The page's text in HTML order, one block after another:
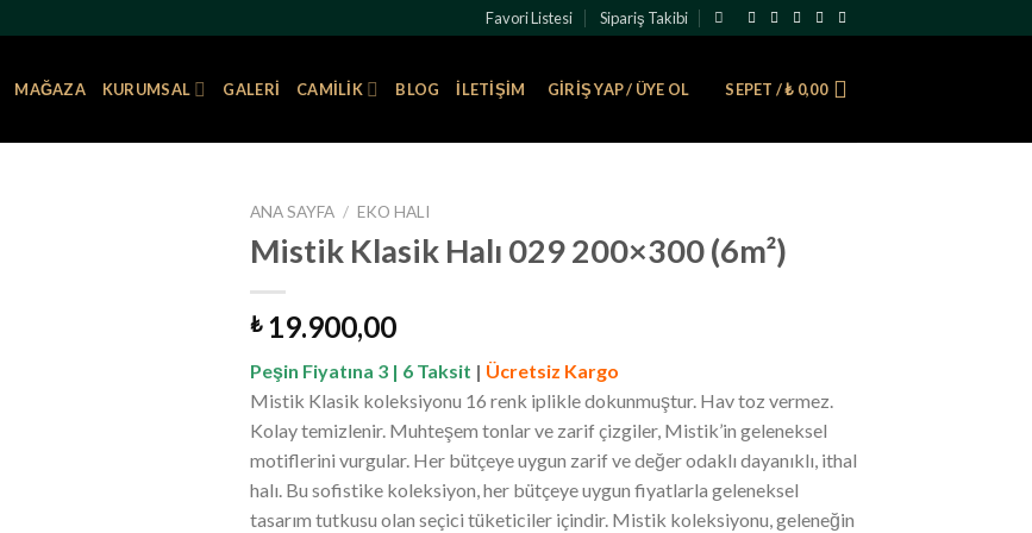
Favori Listesi Sipariş Takibi
MAĞAZA KURUMSAL GALERI CAMILIK BLOG İLETIŞIM GIRIŞ YAP / ÜYE OL SEPET /₺ 0,00
ANA SAYFA / EKO HALI
Mistik Klasik Halı 029 200×300 (6m²)
₺19.900,00
Peşin Fiyatına 3 | 6 Taksit | Ücretsiz Kargo
Mistik Klasik koleksiyonu 16 renk iplikle dokunmuştur. Hav toz vermez.
Kolay temizlenir. Muhteşem tonlar ve zarif çizgiler, Mistik’in geleneksel
motiflerini vurgular. Her bütçeye uygun zarif ve değer odaklı dayanıklı, ithal
halı. Bu sofistike koleksiyon, her bütçeye uygun fiyatlarla geleneksel
tasarım tutkusu olan seçici tüketiciler içindir. Mistik koleksiyonu, geleneğin